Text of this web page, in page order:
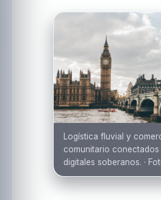
Logística fluvial y
comunitario conectados
digitales soberanos. ·